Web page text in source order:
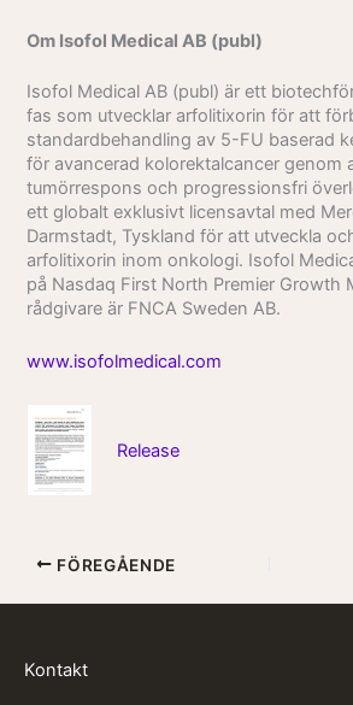
Om Isofol Medical AB (publ)
Isofol Medical AB (publ) är ett
fas som utvecklar arfolitixorin för att
standardbehandling av 5-FU baserad
för avancerad kolorektalcancer genom
tumörrespons och progressionsfri
ett globalt exklusivt licensavtal med
Darmstadt, Tyskland för att utveckla
arfolitixorin inom onkologi. Isofol
på Nasdaq First North Premier Growth
rådgivare är FNCA Sweden AB.
www.isofolmedical.com
Release
FÖREGÅENDE
Kontakt